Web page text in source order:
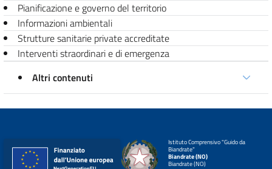
Pianificazione e governo del territorio
Informazioni ambientali
Strutture sanitarie private accreditate
Interventi straordinari e di emergenza
Altri contenuti
Istituto Comprensivo "Guido da
Biandrate"
Biandrate (NO)
Biandrate (NO)